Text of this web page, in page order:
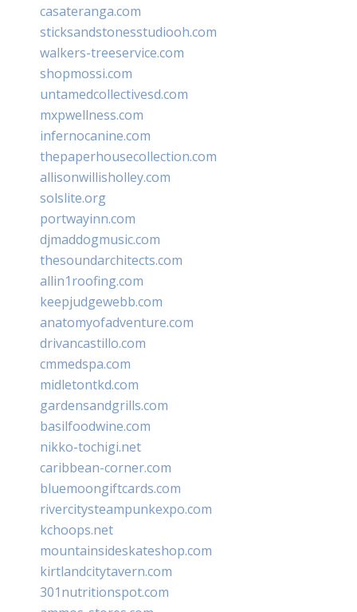
casateranga.com
sticksandstonesstudiooh.com
walkers-treeservice.com
shopmossi.com
untamedcollectivesd.com
mxpwellness.com
infernocanine.com
thepaperhousecollection.com
allisonwillisholley.com
solslite.org
portwayinn.com
djmaddogmusic.com
thesoundarchitects.com
allin1roofing.com
keepjudgewebb.com
anatomyofadventure.com
drivancastillo.com
cmmedspa.com
midletontkd.com
gardensandgrills.com
basilfoodwine.com
nikko-tochigi.net
caribbean-corner.com
bluemoongiftcards.com
rivercitysteampunkexpo.com
kchoops.net
mountainsideskateshop.com
kirtlandcitytavern.com
301nutritionspot.com